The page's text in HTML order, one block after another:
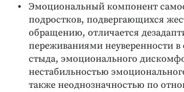
Эмоциональный компонент
подростков, подвергающихся
обращению, отличается
переживаниями неуверенности в
стыда, эмоционального
нестабильностью
также неоднозначностью по